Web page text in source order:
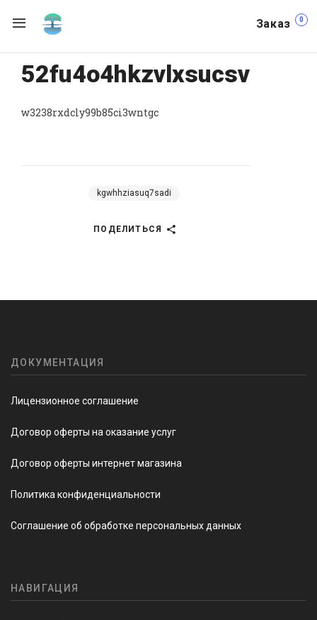
Заказ 0
52fu4o4hkzvlxsucsv
w3238rxdcly99b85ci3wntgc
kgwhhziasuq7sadi
ПОДЕЛИТЬСЯ
ДОКУМЕНТАЦИЯ
Лицензионное соглашение
Договор оферты на оказание услуг
Договор оферты интернет магазина
Политика конфиденциальности
Соглашение об обработке персональных данных
НАВИГАЦИЯ